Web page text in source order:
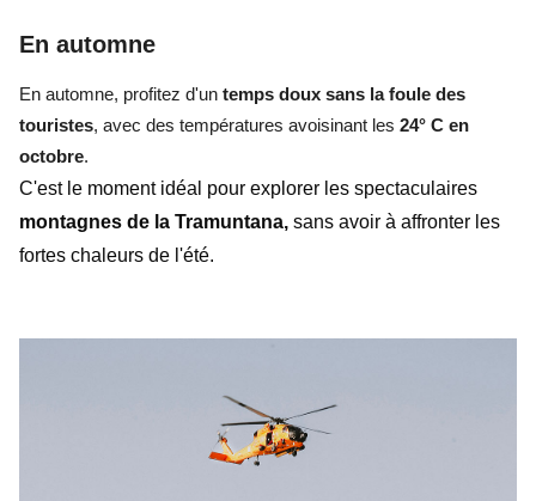
En automne
En automne, profitez d'un temps doux sans la foule des
touristes, avec des températures avoisinant les 24° C en
octobre.
C'est le moment idéal pour explorer les spectaculaires
montagnes de la Tramuntana, sans avoir à affronter les
fortes chaleurs de l'été.